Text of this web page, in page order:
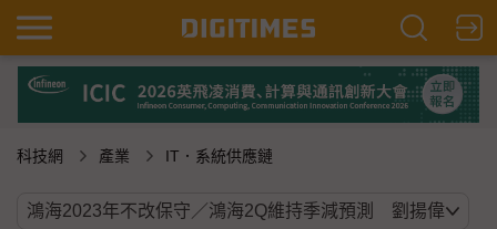
科技網 產業 IT．系統供應鏈